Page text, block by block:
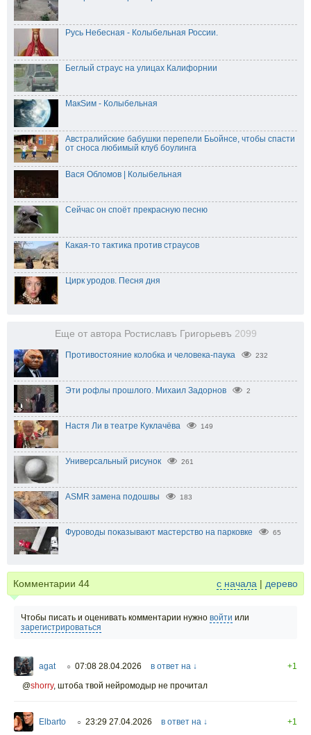
Русь Небесная - Колыбельная России.
Беглый страус на улицах Калифорнии
МакSим - Колыбельная
Австралийские бабушки перепели Бьойнсе, чтобы спасти
от сноса любимый клуб боулинга
Вася Обломов | Колыбельная
Сейчас он споёт прекрасную песню
Какая-то тактика против страусов
Цирк уродов. Песня дня
Еще от автора Ростиславъ Григорьевъ 2099
Противостояние колобка и человека-паука 232
Эти рофлы прошлого. Михаил Задорнов 2
Настя Ли в театре Куклачёва 149
Универсальный рисунок 261
ASMR замена подошвы 183
Фуроводы показывают мастерство на парковке 65
Комментарии 44 с начала | дерево
Чтобы писать и оценивать комментарии нужно войти или
зарегистрироваться
agat ○ 07:08 28.04.2026 в ответ на ↓
+1
@shorry, штоба твой нейромодыр не прочитал
Elbarto ○ 23:29 27.04.2026 в ответ на ↓
+1